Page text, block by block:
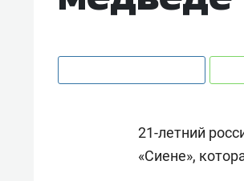
21-летний
«Сиене»,